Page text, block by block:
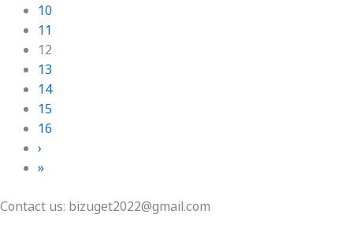
10
11
12
13
14
15
16
›
»
Contact us: bizuget2022@gmail.com